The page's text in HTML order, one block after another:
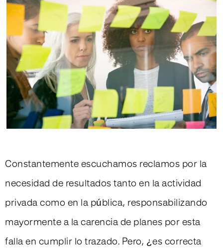
Constantemente escuchamos reclamos por la
necesidad de resultados tanto en la actividad
privada como en la pública, responsabilizando
mayormente a la carencia de planes por esta
falla en cumplir lo trazado. Pero, ¿es correcta